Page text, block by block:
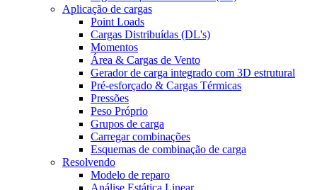
Aplicação de cargas
Point Loads
Cargas Distribuídas (DL's)
Momentos
Área & Cargas de Vento
Gerador de carga integrado com 3D estrutural
Pré-esforçado & Cargas Térmicas
Pressões
Peso Próprio
Grupos de carga
Carregar combinações
Esquemas de combinação de carga
Resolvendo
Modelo de reparo